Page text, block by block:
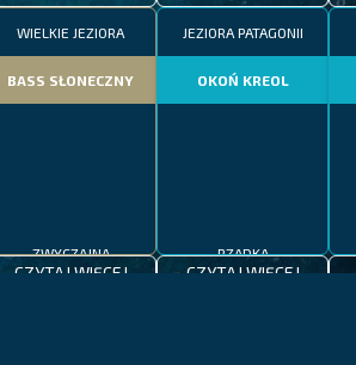
WIELKIE JEZIORA
BASS SŁONECZNY
CZYTAJ WIĘCEJ
JEZIORA PATAGONII
OKOŃ KREOL
CZYTAJ WIĘCEJ